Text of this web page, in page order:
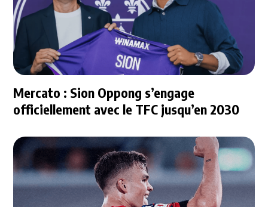
Mercato : Sion Oppong s’engage
officiellement avec le TFC jusqu’en 2030